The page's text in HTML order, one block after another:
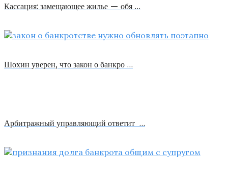
Кассация: замещающее жилье — обя …
Шохин уверен, что закон о банкро …
Арбитражный управляющий ответит …